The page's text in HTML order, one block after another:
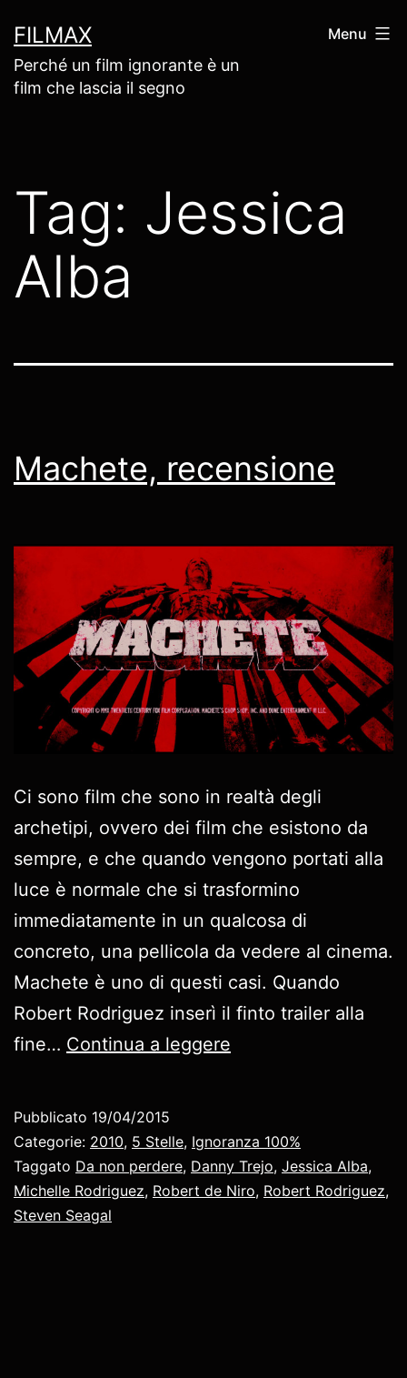
contenuto
FILMAX
Perché un film ignorante è un
film che lascia il segno
Menu
Tag: Jessica
Alba
Machete, recensione
Ci sono film che sono in realtà degli
archetipi, ovvero dei film che esistono da
sempre, e che quando vengono portati alla
luce è normale che si trasformino
immediatamente in un qualcosa di
concreto, una pellicola da vedere al cinema.
Machete è uno di questi casi. Quando
Robert Rodriguez inserì il finto trailer alla
fine… Continua a leggere
Pubblicato 19/04/2015
Categorie: 2010, 5 Stelle, Ignoranza 100%
Taggato Da non perdere, Danny Trejo, Jessica Alba,
Michelle Rodriguez, Robert de Niro, Robert Rodriguez,
Steven Seagal